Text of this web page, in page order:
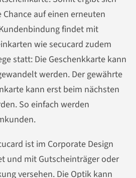
auf einen erneuten
findet mit
wie secucard zudem
statt: Die Geschenkkarte kann
werden. Der gewährte
kann erst beim nächsten
So einfach werden
ist im Corporate Design
und mit Gutscheinträger oder
versehen. Die Optik kann